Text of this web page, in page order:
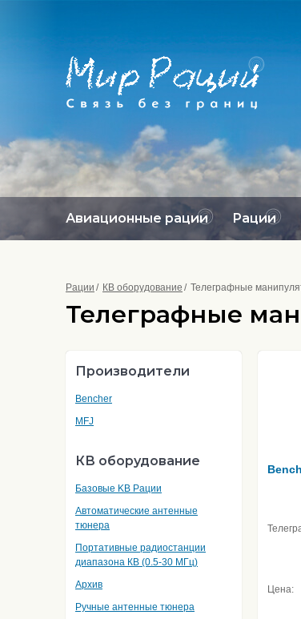
Авиационные рации Рации
Рации КВ оборудование Телеграфные
Телеграфные
Производители
Bencher
MFJ
КВ оборудование
Базовые KB Рации
Автоматические антенные
тюнера
Портативные радиостанции
диапазона КВ (0.5-30 МГц)
Архив
Ручные антенные тюнера
Цена: